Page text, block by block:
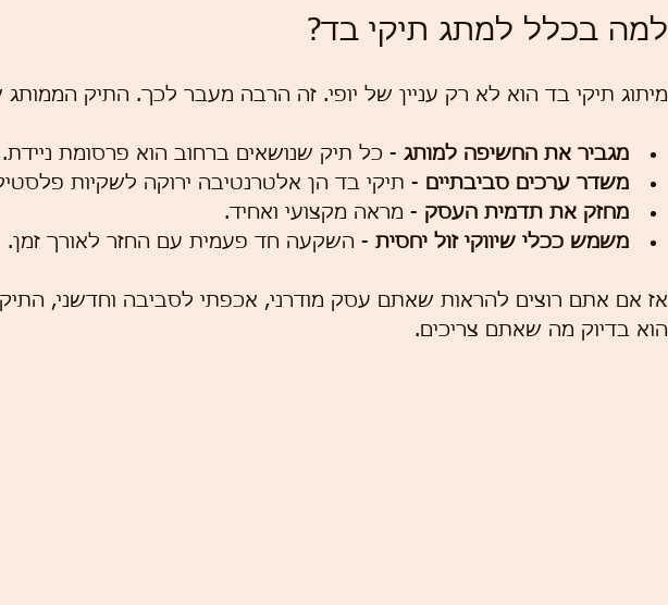
למה בכלל למתג תיקי בד?
מיתוג תיקי בד הוא לא רק עניין של יופי. זה הרבה מעבר לכך. התיק
מגביר את החשיפה למותג - כל תיק שנושאים ברחוב הוא פרסומת ניידת.
משדר ערכים סביבתיים - תיקי בד הן אלטרנטיבה ירוקה לשקיות פלסטיק
מחזק את תדמית העסק - מראה מקצועי ואחיד.
משמש ככלי שיווקי זול יחסית - השקעה חד פעמית עם החזר לאורך זמן.
אז אם אתם רוצים להראות שאתם עסק מודרני, אכפתי לסביבה וחדשני,
הוא בדיוק מה שאתם צריכים.